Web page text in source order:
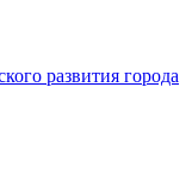
развития города